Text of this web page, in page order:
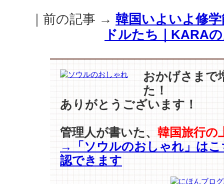
面
STOP？
今
学
当
日！
は
｜前の記事 → 韓国いよいよ修
ドルたち｜KARA
おかげさまで
た！
ありがとうございます！
管理人が書いた、 韓国旅行の
→「ソウルのおしゃれ」はこ
認できます